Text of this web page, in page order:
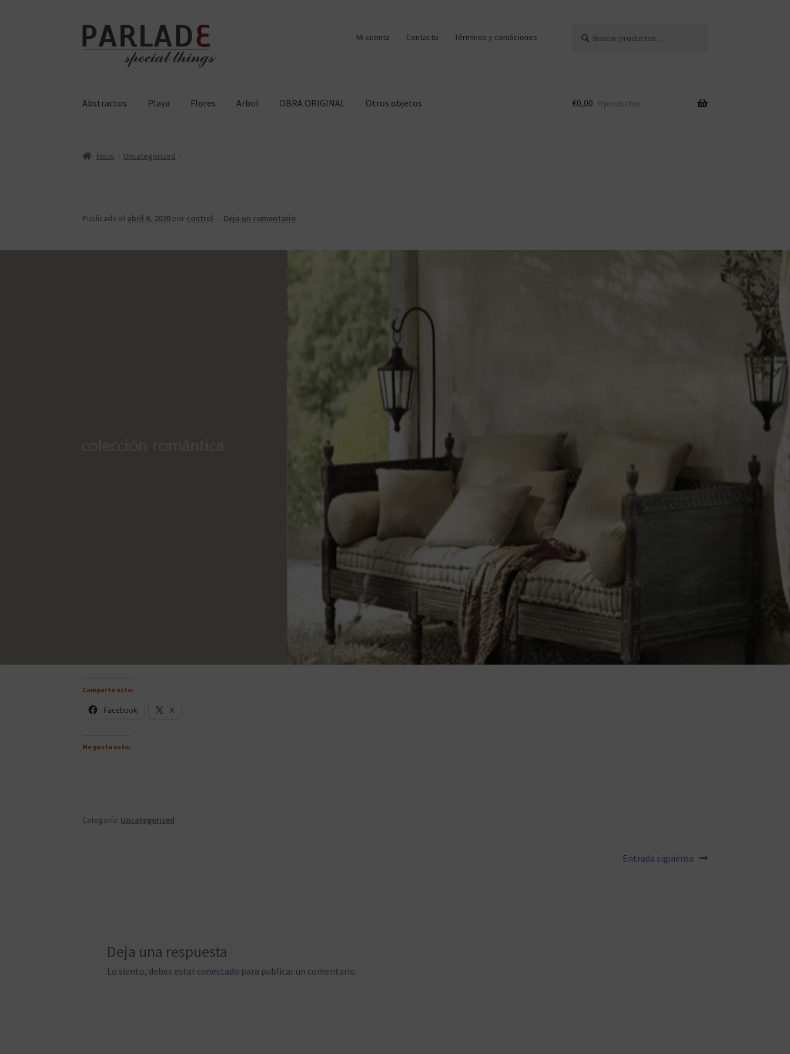
Ir
a
Ir
al
Mi cuenta Contacto Términos y condiciones
por:
Abstractos Playa Flores Arbol OBRA ORIGINAL Otros objetos €0,00 0 productos
Inicio Uncategorized
Publicado el abril 6, 2020 por control — Deja un comentario
Comparte esto:
Facebook X
Me gusta esto:
Categoría: Uncategorized
Siguiente:
Entrada siguiente
Deja una respuesta
Lo siento, debes estar conectado para publicar un comentario.